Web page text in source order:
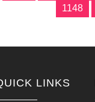
1148
LINKS